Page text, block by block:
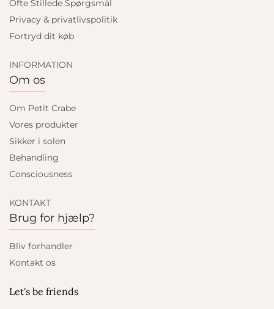
Ofte Stillede Spørgsmål
Privacy & privatlivspolitik
Fortryd dit køb
INFORMATION
Om os
Om Petit Crabe
Vores produkter
Sikker i solen
Behandling
Consciousness
KONTAKT
Brug for hjælp?
Bliv forhandler
Kontakt os
Let's be friends